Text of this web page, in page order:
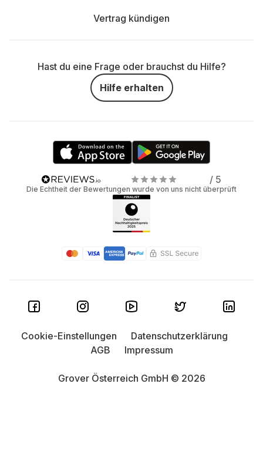
Vertrag kündigen
Hast du eine Frage oder brauchst du Hilfe?
Hilfe erhalten
/ 5
Die Echtheit der Bewertungen wurde von uns nicht überprüft
Grover Österreich GmbH © 2026
Cookie-Einstellungen
Datenschutzerklärung
AGB
Impressum